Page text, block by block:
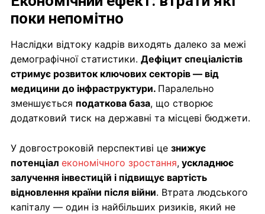
поки непомітно
Наслідки відтоку кадрів виходять далеко за межі
демографічної статистики. Дефіцит спеціалістів
стримує розвиток ключових секторів — від
медицини до інфраструктури. Паралельно
зменшується податкова база, що створює
додатковий тиск на державні та місцеві бюджети.
У довгостроковій перспективі це знижує
потенціал економічного зростання, ускладнює
залучення інвестицій і підвищує вартість
відновлення країни після війни. Втрата людського
капіталу — один із найбільших ризиків, який не